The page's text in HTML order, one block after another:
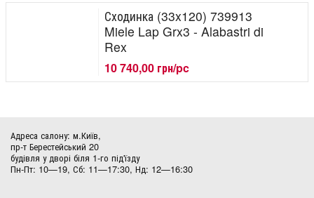
Сходинка (33x120) 739913
Miele Lap Grx3 - Alabastri di
Rex
10 740,00 грн/pc
Адреса салону: м.Київ,
пр-т Берестейський 20
будівля у дворі біля 1-го під'їзду
Пн-Пт: 10—19, Сб: 11—17:30, Нд: 12—16:30